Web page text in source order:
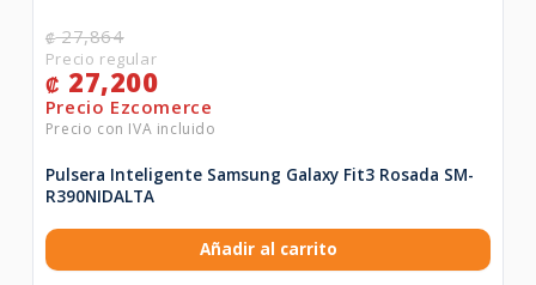
₡27,864
₡ 27,200
Pulsera Inteligente Samsung Galaxy Fit3 Rosada SM-
R390NIDALTA
Añadir al carrito